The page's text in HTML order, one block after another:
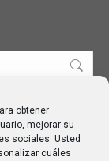
obtener
mejorar su
sociales. Usted
cuáles
de cookies